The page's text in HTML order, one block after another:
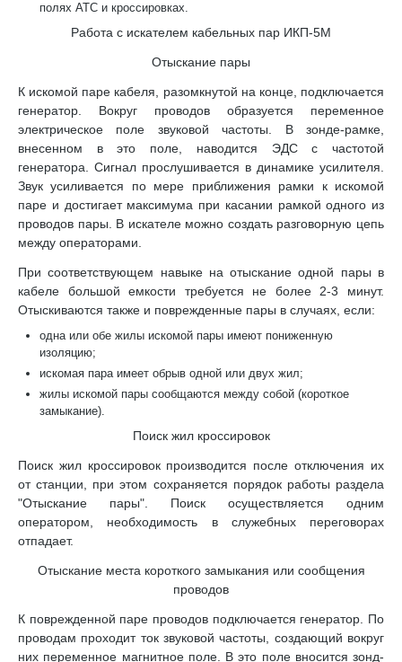
полях АТС и кроссировках.
Работа с искателем кабельных пар ИКП-5М
Отыскание пары
К искомой паре кабеля, разомкнутой на конце, подключается
генератор. Вокруг проводов образуется переменное
электрическое поле звуковой частоты. В зонде-рамке,
внесенном в это поле, наводится ЭДС с частотой
генератора. Сигнал прослушивается в динамике усилителя.
Звук усиливается по мере приближения рамки к искомой
паре и достигает максимума при касании рамкой одного из
проводов пары. В искателе можно создать разговорную цепь
между операторами.
При соответствующем навыке на отыскание одной пары в
кабеле большой емкости требуется не более 2-3 минут.
Отыскиваются также и поврежденные пары в случаях, если:
одна или обе жилы искомой пары имеют пониженную
изоляцию;
искомая пара имеет обрыв одной или двух жил;
жилы искомой пары сообщаются между собой (короткое
замыкание).
Поиск жил кроссировок
Поиск жил кроссировок производится после отключения их
от станции, при этом сохраняется порядок работы раздела
"Отыскание пары". Поиск осуществляется одним
оператором, необходимость в служебных переговорах
отпадает.
Отыскание места короткого замыкания или сообщения
проводов
К поврежденной паре проводов подключается генератор. По
проводам проходит ток звуковой частоты, создающий вокруг
них переменное магнитное поле. В это поле вносится зонд-